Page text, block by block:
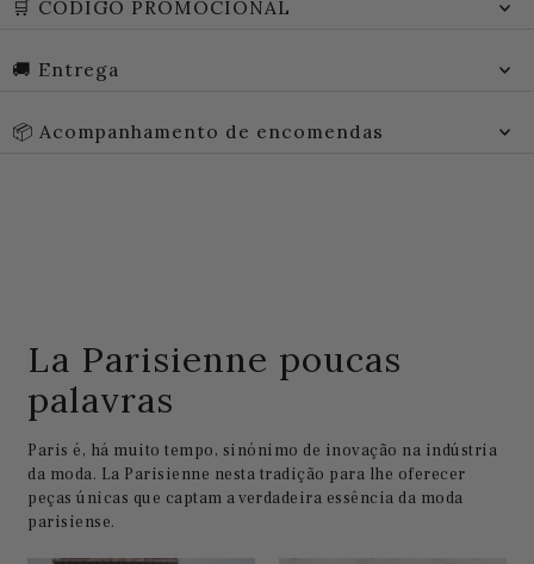
🛒 CÓDIGO PROMOCIONAL
🚚 Entrega
📦 Acompanhamento de encomendas
La Parisienne poucas
palavras
Paris é, há muito tempo, sinónimo de inovação na indústria
da moda. La Parisienne nesta tradição para lhe oferecer
peças únicas que captam a verdadeira essência da moda
parisiense.